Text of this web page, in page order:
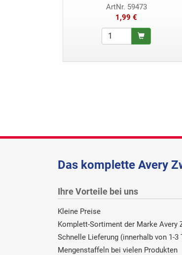
ArtNr. 59473
1,99 €
Das komplette Avery
Ihre Vorteile bei uns
Kleine Preise
Komplett-Sortiment der Marke Avery
Schnelle Lieferung (innerhalb von 1-3
Mengenstaffeln bei vielen Produkten